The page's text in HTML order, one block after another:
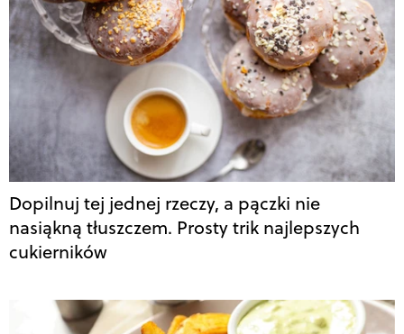
Dopilnuj tej jednej rzeczy, a pączki nie
nasiąkną tłuszczem. Prosty trik najlepszych
cukierników